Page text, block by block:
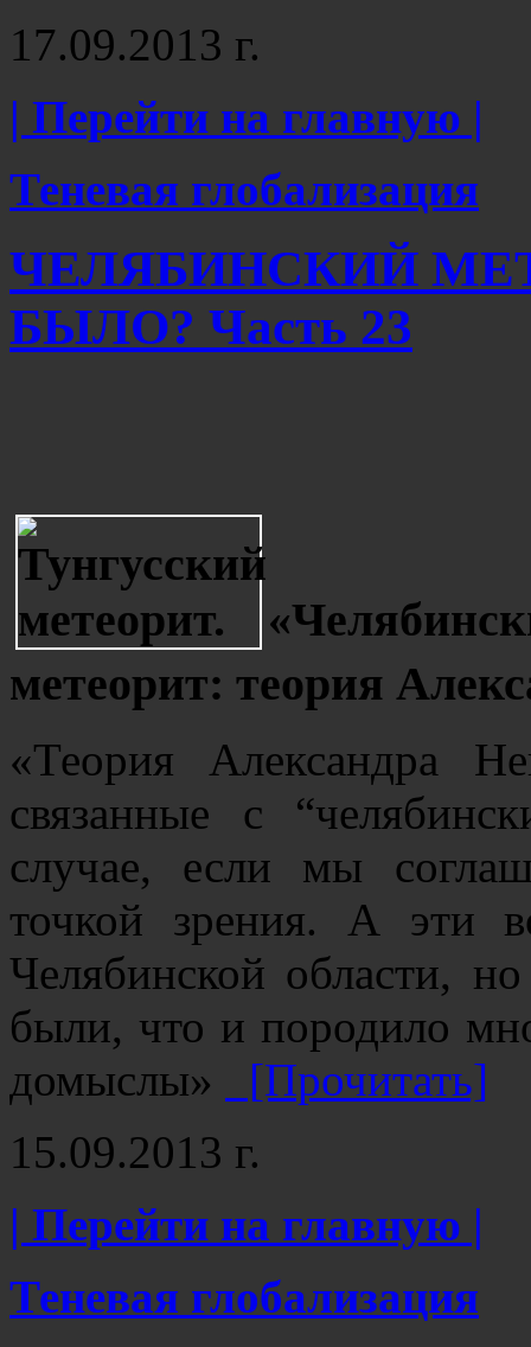
17.09.2013 г.
| Перейти на главную |
Теневая глобализация
ЧЕЛЯБИНСКИЙ
БЫЛО? Часть 23
метеорит: теория
«Теория Александра
связанные с
случае, если мы
точкой зрения. А эти
Челябинской области,
были, что и породило
домыслы»
[Прочитать]
15.09.2013 г.
| Перейти на главную |
Теневая глобализация